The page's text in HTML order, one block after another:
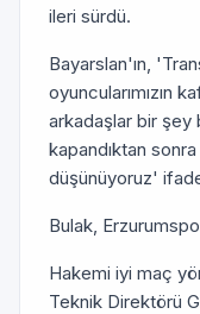
ileri sürdü.
Bayarslan'ın,
oyuncularımızın
arkadaşlar bir şey
kapandıktan sonra
düşünüyoruz'
Bulak,
Hakemi iyi maç
Teknik Direktörü